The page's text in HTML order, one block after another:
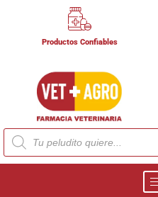
Productos Confiables